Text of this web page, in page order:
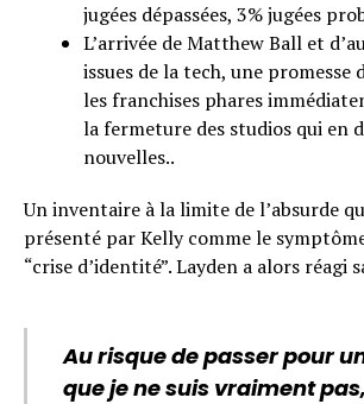
jugées dépassées, 3% jugées
L’arrivée de Matthew Ball et
issues de la tech, une promesse
les franchises phares
la fermeture des studios qui en
nouvelles..
Un inventaire à la limite de l’absurde
présenté par Kelly comme le
“crise d’identité”. Layden a alors réagi
Au risque de passer pour
que je ne suis vraiment